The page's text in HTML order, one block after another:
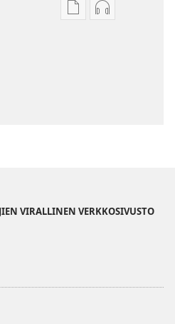
JulkaisujenÄänitteiden
VIRALLINEN VERKKOSIVUSTO